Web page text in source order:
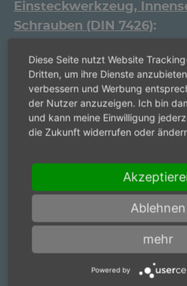
Einsteckwerkzeug,
Schrauben (DIN 7426)
Einsteckwerkzeug,
Schrauben (DIN 7426)
Artikelnummer:9376135
Einsteckwerkzeug,
Einsteckwerkzeug,
9376481
Einsteckwerkzeug,
9376482
Einsteckwerkzeug,
Diese Seite nutzt Website
Dritten, um ihre Dienste
verbessern und Werbung
der Nutzer anzuzeigen. Ich bin
und kann meine Einwilligung
die Zukunft widerrufen oder
Ablehnen
mehr
Powered by